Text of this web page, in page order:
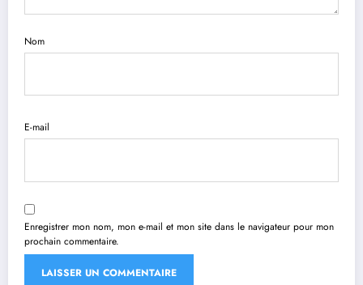
Nom
E-mail
Enregistrer mon nom, mon e-mail et mon site dans le navigateur pour mon
prochain commentaire.